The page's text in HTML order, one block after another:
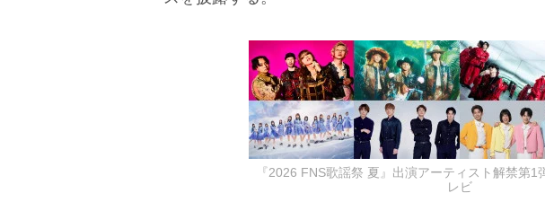
『2026 FNS歌謡祭 夏』出演アーティスト解禁第1
レビ